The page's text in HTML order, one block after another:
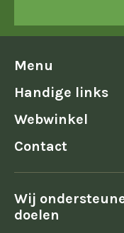
Menu
Handige links
Webwinkel
Contact
Wij
doelen